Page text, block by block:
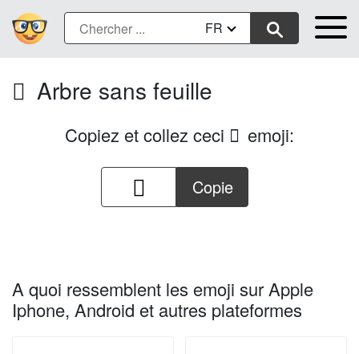
FR
🪾 Arbre sans feuille
Copiez et collez ceci 🪾 emoji:
Copie
A quoi ressemblent les emoji sur Apple
Iphone, Android et autres plateformes